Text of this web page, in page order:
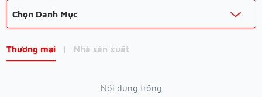
Chọn Danh Mục
Thương mại | Nhà sản xuất
Nội dung trống